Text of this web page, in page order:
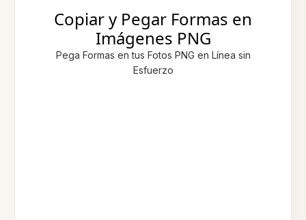
Copiar y Pegar Formas en
Imágenes PNG
Pega Formas en tus Fotos PNG en Línea sin
Esfuerzo